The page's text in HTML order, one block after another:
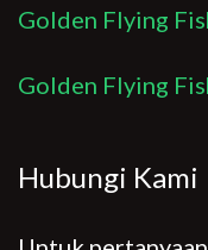
Golden Flying
Golden Flying
Hubungi Kami